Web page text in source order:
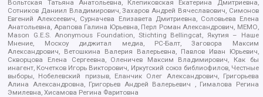
Вольтская Татьяна Анатольевна, Клепиковская Екатерина Дмитриевна,
Сотников Даниил Владимирович, Захаров Андрей Вячеславович, Симонов
Евгений Алексеевич, Сурначева Елизавета Дмитриевна, Соловьева Елена
Анатольевна, Арапова Галина Юрьевна, Перл Роман Александрович, МЕМО,
Mason G.E.S. Anonymous Foundation, Stichting Bellingcat, Якутия – Наше
Мнение, Москоу диджитал медиа, РС-Балт, Заговора Максим
Александрович, Ветошкина Валерия Валерьевна, Павлов Иван Юрьевич,
Скворцова Елена Сергеевна, Оленичев Максим Владимирович, Как бы
инагент, Кочетков Игорь Викторович, Иркутский союз библиофилов, Честные
выборы, Нобелевский призыв, Еланчик Олег Александрович, Григорьева
Алина Александровна, Григорьев Андрей Валерьевич , Гималова Регина
Эмилевна, Хисамова Регина Фаритовна